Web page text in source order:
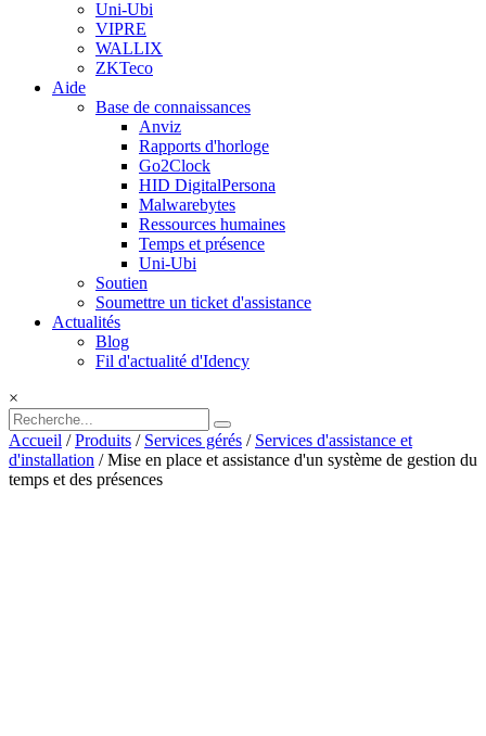
Uni-Ubi
VIPRE
WALLIX
ZKTeco
Aide
Base de connaissances
Anviz
Rapports d'horloge
Go2Clock
HID DigitalPersona
Malwarebytes
Ressources humaines
Temps et présence
Uni-Ubi
Soutien
Soumettre un ticket d'assistance
Actualités
Blog
Fil d'actualité d'Idency
×
Accueil /Produits / Services gérés / Services d'assistance et
d'installation / Mise en place et assistance d'un système de gestion du
temps et des présences